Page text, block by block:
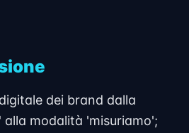
dei brand dalla
modalità 'misuriamo';